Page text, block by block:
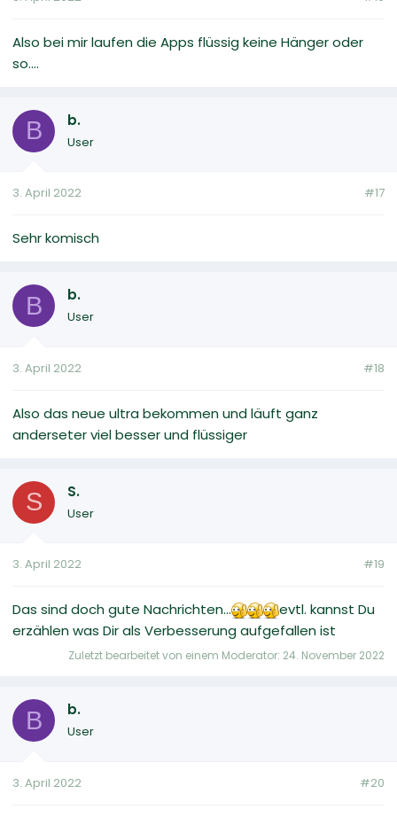
Also bei mir laufen die Apps flüssig keine Hänger oder
so....
B b.
User
3. April 2022 #17
Sehr komisch
B b.
User
3. April 2022 #18
Also das neue ultra bekommen und läuft ganz
anderseter viel besser und flüssiger
S S.
User
3. April 2022 #19
Das sind doch gute Nachrichten...
evtl. kannst Du
erzählen was Dir als Verbesserung aufgefallen ist
Zuletzt bearbeitet von einem Moderator: 24. November 2022
B b.
User
3. April 2022 #20